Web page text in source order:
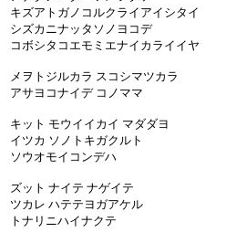
キズアトガノコルクライアイシタイ
シズカニナッタソノヨコデ
コボシタコエモミエナイカライイヤ
メヲトジルカラ スコシマツカラ
アサヨコナイデ コノママ
キット モウイイカイ マダダヨ
イツカ ソノトキガクルト
ソウオモイコンデハ
ズット ナイテ ナゲイテ
ツカレ ハテテヨガアケル
トナリニハイナクテ